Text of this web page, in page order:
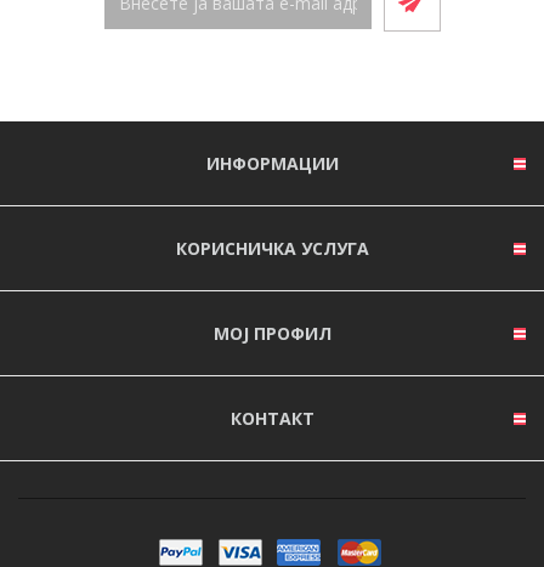
ИНФОРМАЦИИ
КОРИСНИЧКА УСЛУГА
МОЈ ПРОФИЛ
КОНТАКТ